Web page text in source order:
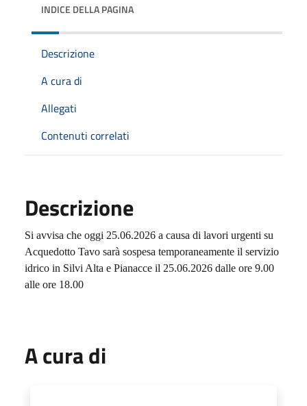
INDICE DELLA PAGINA
Descrizione
A cura di
Allegati
Contenuti correlati
Descrizione
Si avvisa che oggi 25.06.2026 a causa di lavori urgenti su
Acquedotto Tavo sarà sospesa temporaneamente il servizio
idrico in Silvi Alta e Pianacce il 25.06.2026 dalle ore 9.00
alle ore 18.00
A cura di